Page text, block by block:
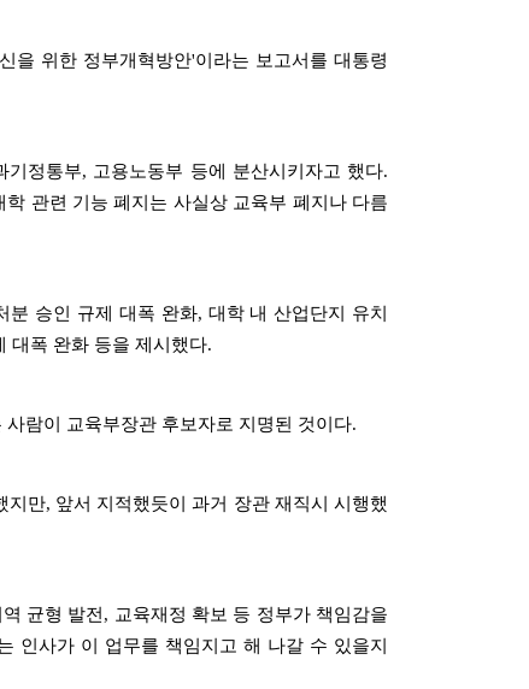
을 위한 정부개혁방안'이라는 보고서를 대통령
정통부, 고용노동부 등에 분산시키자고 했다.
관련 기능 폐지는 사실상 교육부 폐지나 다름
승인 규제 대폭 완화, 대학 내 산업단지 유치
대폭 완화 등을 제시했다.
람이 교육부장관 후보자로 지명된 것이다.
만, 앞서 지적했듯이 과거 장관 재직시 시행했
균형 발전, 교육재정 확보 등 정부가 책임감을
인사가 이 업무를 책임지고 해 나갈 수 있을지